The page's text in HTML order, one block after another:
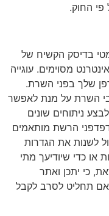
פי החוק.
בדיסק הקשיח של
מסוימים. עוגייה
שלך בפני השרת.
השרת על מנת לאפשר
ניתוחים שונים
הרשת מותאמים
לשנות את הגדרות
או כדי שיודיעך מתי
כי יתכן ואתר
אם תחליט לסרב לקבל